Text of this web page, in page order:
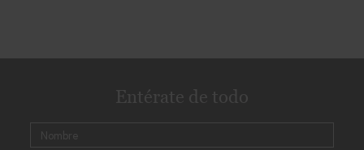
Entérate de todo